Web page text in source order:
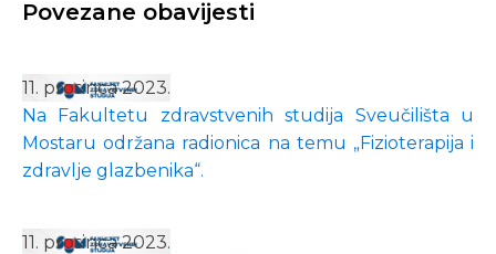
Povezane obavijesti
11. prosinca 2023.
Na Fakultetu zdravstvenih studija Sveučilišta u
Mostaru održana radionica na temu „Fizioterapija i
zdravlje glazbenika“.
11. prosinca 2023.